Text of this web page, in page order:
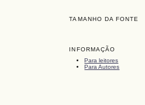
TAMANHO DA FONTE
INFORMAÇÃO
Para leitores
Para Autores